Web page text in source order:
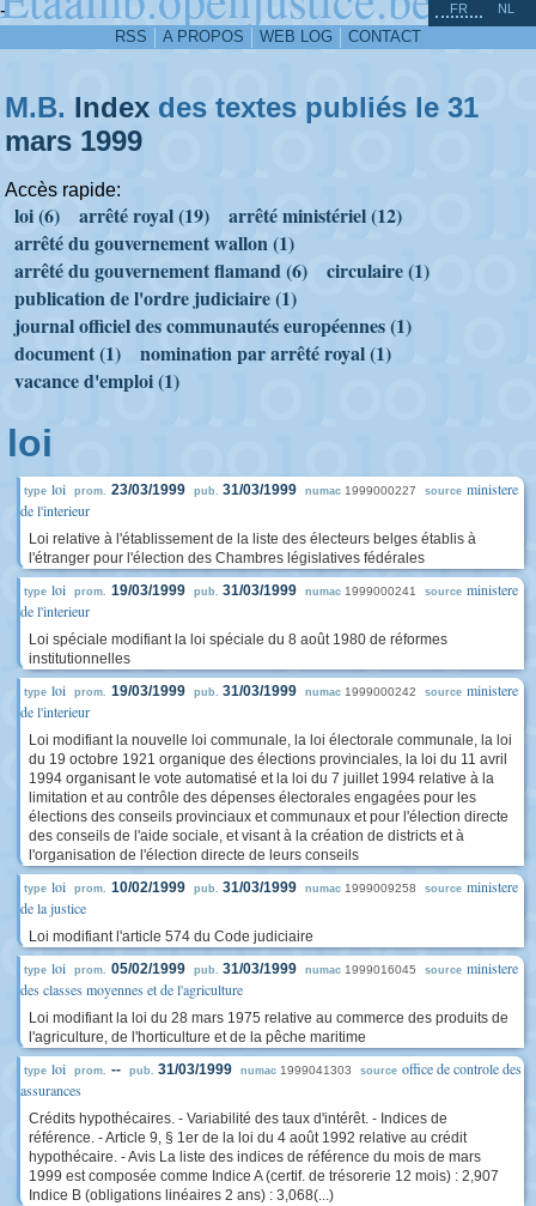
-
RSS A PROPOS WEB LOG CONTACT
FR NL
M.B. Index des textes publiés le 31
mars 1999
Accès rapide:
loi (6) arrêté royal (19)
arrêté ministériel (12)
arrêté du gouvernement wallon (1)
arrêté du gouvernement flamand (6)
circulaire (1)
publication de l'ordre judiciaire (1)
journal officiel des communautés européennes (1)
document (1)
nomination par arrêté royal (1)
vacance d'emploi (1)
loi
type loi prom. 23/03/1999 pub. 31/03/1999 numac 1999000227 source ministere
de l'interieur
Loi relative à l'établissement de la liste des électeurs belges établis à
l'étranger pour l'élection des Chambres législatives fédérales
type loi prom. 19/03/1999 pub. 31/03/1999 numac 1999000241 source ministere
de l'interieur
Loi spéciale modifiant la loi spéciale du 8 août 1980 de réformes
institutionnelles
type loi prom. 19/03/1999 pub. 31/03/1999 numac 1999000242 source ministere
de l'interieur
Loi modifiant la nouvelle loi communale, la loi électorale communale, la loi
du 19 octobre 1921 organique des élections provinciales, la loi du 11 avril
1994 organisant le vote automatisé et la loi du 7 juillet 1994 relative à la
limitation et au contrôle des dépenses électorales engagées pour les
élections des conseils provinciaux et communaux et pour l'élection directe
des conseils de l'aide sociale, et visant à la création de districts et à
l'organisation de l'élection directe de leurs conseils
type loi prom. 10/02/1999 pub. 31/03/1999 numac 1999009258 source ministere
de la justice
Loi modifiant l'article 574 du Code judiciaire
type loi prom. 05/02/1999 pub. 31/03/1999 numac 1999016045 source ministere
des classes moyennes et de l'agriculture
Loi modifiant la loi du 28 mars 1975 relative au commerce des produits de
l'agriculture, de l'horticulture et de la pêche maritime
type loi prom. -- pub. 31/03/1999 numac 1999041303 source office de controle des
assurances
Crédits hypothécaires. - Variabilité des taux d'intérêt. - Indices de
référence. - Article 9, § 1er de la loi du 4 août 1992 relative au crédit
hypothécaire. - Avis La liste des indices de référence du mois de mars
1999 est composée comme Indice A (certif. de trésorerie 12 mois) : 2,907
Indice B (obligations linéaires 2 ans) : 3,068(...)
^